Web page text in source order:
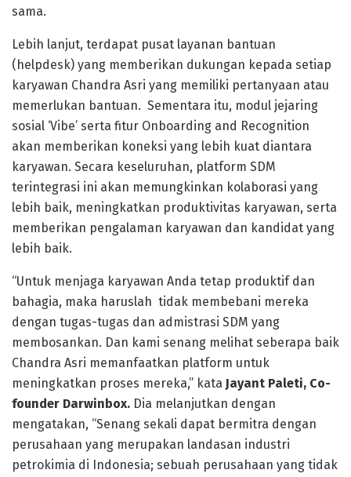
sama.
Lebih lanjut, terdapat pusat layanan bantuan
(helpdesk) yang memberikan dukungan kepada setiap
karyawan Chandra Asri yang memiliki pertanyaan atau
memerlukan bantuan. Sementara itu, modul jejaring
sosial ‘Vibe’ serta fitur Onboarding and Recognition
akan memberikan koneksi yang lebih kuat diantara
karyawan. Secara keseluruhan, platform SDM
terintegrasi ini akan memungkinkan kolaborasi yang
lebih baik, meningkatkan produktivitas karyawan, serta
memberikan pengalaman karyawan dan kandidat yang
lebih baik.
“Untuk menjaga karyawan Anda tetap produktif dan
bahagia, maka haruslah tidak membebani mereka
dengan tugas-tugas dan admistrasi SDM yang
membosankan. Dan kami senang melihat seberapa baik
Chandra Asri memanfaatkan platform untuk
meningkatkan proses mereka,” kata Jayant Paleti, Co-
founder Darwinbox. Dia melanjutkan dengan
mengatakan, “Senang sekali dapat bermitra dengan
perusahaan yang merupakan landasan industri
petrokimia di Indonesia; sebuah perusahaan yang tidak